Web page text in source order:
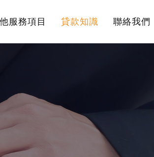
服務項目 貸款知識 聯絡我們